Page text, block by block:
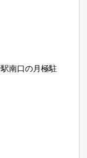
南口の月極駐